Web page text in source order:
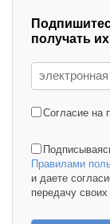
получать
Согласие на
Правилами
и даете
передачу